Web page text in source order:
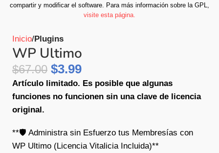
compartir y modificar el software. Para más información sobre la GPL,
visite esta página.
Inicio Plugins
WP Ultimo
$67.00 $3.99
Artículo limitado. Es posible que algunas
funciones no funcionen sin una clave de licencia
original.
**🛡️ Administra sin Esfuerzo tus Membresías con
WP Ultimo (Licencia Vitalicia Incluida)**